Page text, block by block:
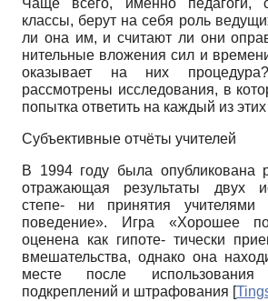
Чаще всего, именно педагоги,
классы, берут на себя роль
ли она им, и считают ли они
нительные вложения сил и
оказывает на них
рассмотрены исследования, в
попытка ответить на каждый из
Субъективные отчёты учителей
В 1994 году была опубликована
отражающая результаты двух
степе- ни принятия
поведение». Игра «Хорошее
оценена как гипоте- тически
вмешательства, однако она
месте после использования
подкреплений и штрафования [